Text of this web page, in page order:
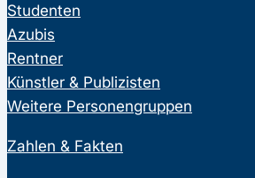
Studenten
Azubis
Rentner
Künstler & Publizisten
Weitere Personengruppen
Zahlen & Fakten